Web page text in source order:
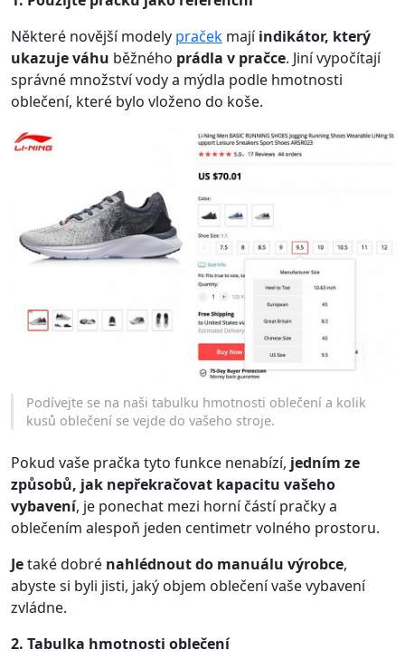
Některé novější modely praček majíindikátor, který
ukazuje váhu běžného prádla v pračce. Jiní vypočítají
správné množství vody a mýdla podle hmotnosti
oblečení, které bylo vloženo do koše.
Podívejte se na naši tabulku hmotnosti oblečení a kolik
kusů oblečení se vejde do vašeho stroje.
Pokud vaše pračka tyto funkce nenabízí, jedním ze
způsobů, jak nepřekračovat kapacitu vašeho
vybavení, je ponechat mezi horní částí pračky a
oblečením alespoň jeden centimetr volného prostoru.
Jetaké dobré nahlédnout do manuálu výrobce,
abyste si byli jisti, jaký objem oblečení vaše vybavení
zvládne.
2. Tabulka hmotnosti oblečení